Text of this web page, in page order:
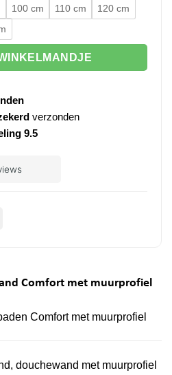
100 cm 110 cm
120 cm
verzonden
9.5
Comfort met muurprofiel
Comfort met muurprofiel
douchewand met muurprofiel